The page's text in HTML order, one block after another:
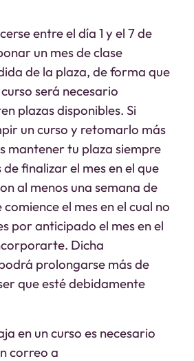
entre el día 1 y el 7 de
un mes de clase
de la plaza, de forma que
será necesario
plazas disponibles. Si
un curso y retomarlo más
mantener tu plaza siempre
finalizar el mes en el que
al menos una semana de
el mes en el cual no
por anticipado el mes en el
Dicha
prolongarse más de
que esté debidamente
en un curso es necesario
correo a